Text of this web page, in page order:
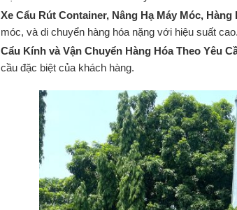
Xe Cẩu Rút Container, Nâng Hạ Máy Móc, Hàng
móc, và di chuyển hàng hóa nặng với hiệu suất cao.
Cẩu Kính và Vận Chuyển Hàng Hóa Theo Yêu
cầu đặc biệt của khách hàng.